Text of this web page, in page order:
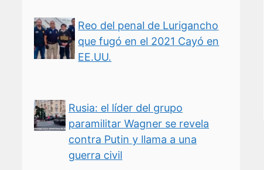
Reo del penal de Lurigancho
que fugó en el 2021 Cayó en
EE.UU.
Rusia: el líder del grupo
paramilitar Wagner se revela
contra Putin y llama a una
guerra civil